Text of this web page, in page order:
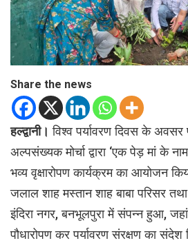
Share the news
हल्द्वानी। विश्व पर्यावरण दिवस के अवसर
अल्पसंख्यक मोर्चा द्वारा ‘एक पेड़ मां के
भव्य वृक्षारोपण कार्यक्रम का आयोजन
जलाल शाह मस्तान शाह बाबा परिसर
इंदिरा नगर, बनभूलपुरा में संपन्न हुआ,
पौधारोपण कर पर्यावरण संरक्षण का संदेश